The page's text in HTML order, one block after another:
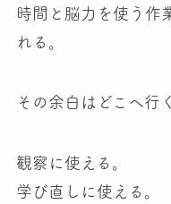
時間と脳力を使う作
れる。
その余白はどこへ行
観察に使える。
学び直しに使える。